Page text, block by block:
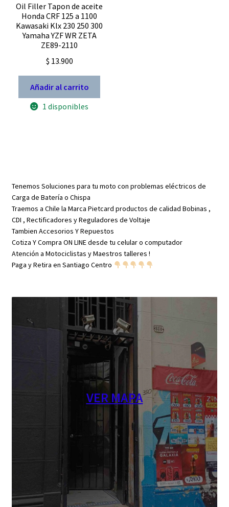
Oil Filler Tapon de aceite
Honda CRF 125 a 1100
Kawasaki Klx 230 250 300
Yamaha YZF WR ZETA
ZE89-2110
$ 13.900
Añadir al carrito
1 disponibles
Tenemos Soluciones para tu moto con problemas eléctricos de
Carga de Batería o Chispa
Traemos a Chile la Marca Pietcard productos de calidad Bobinas ,
CDI , Rectificadores y Reguladores de Voltaje
Tambien Accesorios Y Repuestos
Cotiza Y Compra ON LINE desde tu celular o computador
Atención a Motociclistas y Maestros talleres !
Paga y Retira en Santiago Centro
VER MAPA